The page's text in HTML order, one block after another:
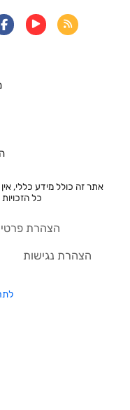
אתר זה כולל מידע כללי, אין
כל הזכויות
הצהרת פרטיות
הצהרת נגישות